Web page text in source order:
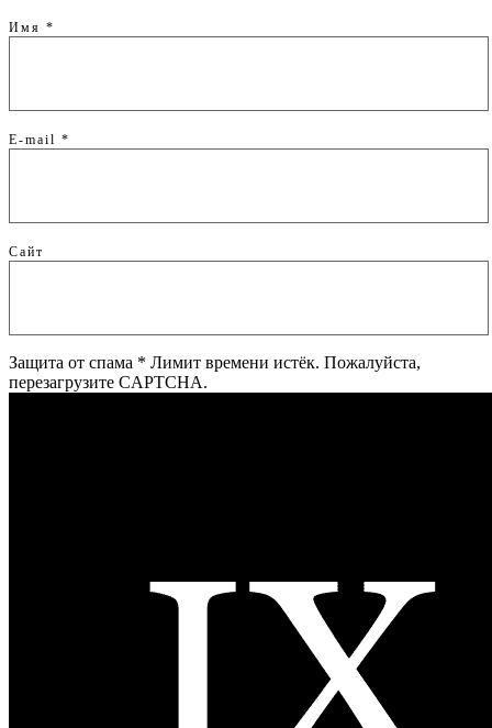
Имя *
E-mail *
Сайт
Защита от спама * Лимит времени истёк. Пожалуйста,
перезагрузите CAPTCHA.